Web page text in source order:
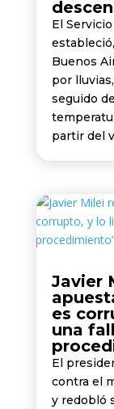
El
Buenos
por
seguido
partir del
Javier
es
una
El
contra el
y redobló